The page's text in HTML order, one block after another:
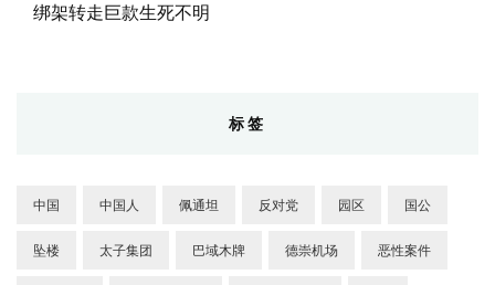
绑架转走巨款生死不明
标签
中国 中国人 佩通坦 反对党 园区 国公
坠楼 太子集团 巴域木牌 德崇机场 恶性案件